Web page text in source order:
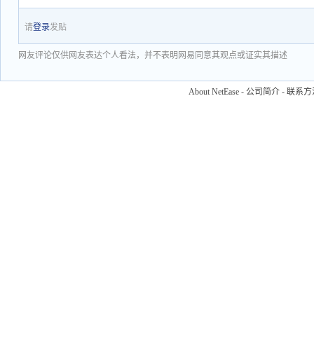
请登录发贴
网友评论仅供网友表达个人看法，并不表明网易同意其观点或证实其描述
About NetEase - 公司简介 - 联系方